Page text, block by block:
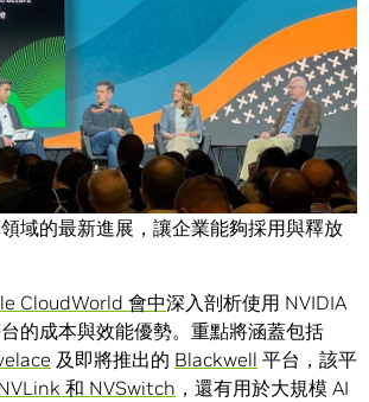
，將 AI 與加速資料處理能力交到每家企
上。雙方將在Oracle CloudWorld 2024
域的最新進展，讓企業能夠採用與釋放
CloudWorld 會中深入剖析使用 NVIDIA
的成本與效能優勢。重點將涵蓋包括
及即將推出的 Blackwell 平台，該平
和 NVSwitch ，還有用於大規模 AI